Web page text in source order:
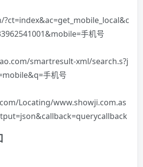
手机号
smartresult-xml/search.s?j
手机号
Locating/www.showji.com.as